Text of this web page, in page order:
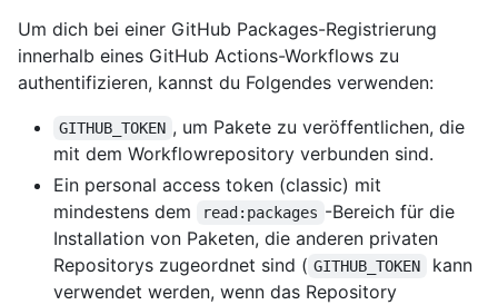
Um dich bei einer GitHub Packages-Registrierung
innerhalb eines GitHub Actions-Workflows zu
authentifizieren, kannst du Folgendes verwenden:
GITHUB_TOKEN , um Pakete zu veröffentlichen, die
mit dem Workflowrepository verbunden sind.
Ein personal access token (classic) mit
mindestens dem
read:packages -Bereich für die
Installation von Paketen, die anderen privaten
Repositorys zugeordnet sind ( GITHUB_TOKEN
kann
verwendet werden, wenn das Repository